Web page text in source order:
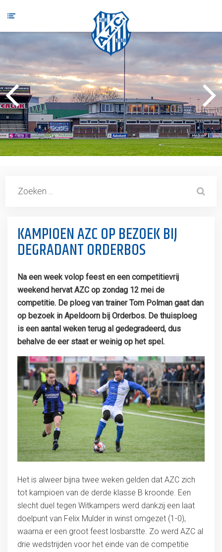
KAMPIOEN AZC OP BEZOEK BIJ
DEGRADANT ORDERBOS
Na een week volop feest en een competitievrij
weekend hervat AZC op zondag 12 mei de
competitie. De ploeg van trainer Tom Polman gaat dan
op bezoek in Apeldoorn bij Orderbos. De thuisploeg
is een aantal weken terug al gedegradeerd, dus
behalve de eer staat er weinig op het spel.
Het is alweer bijna twee weken gelden dat AZC zich
tot kampioen van de derde klasse B kroonde. Een
slecht duel tegen Witkampers werd dankzij een laat
doelpunt van Felix Mulder in winst omgezet (1-0),
waarna er een groot feest losbarstte. Zo werd AZC al
drie wedstrijden voor het einde van de competitie